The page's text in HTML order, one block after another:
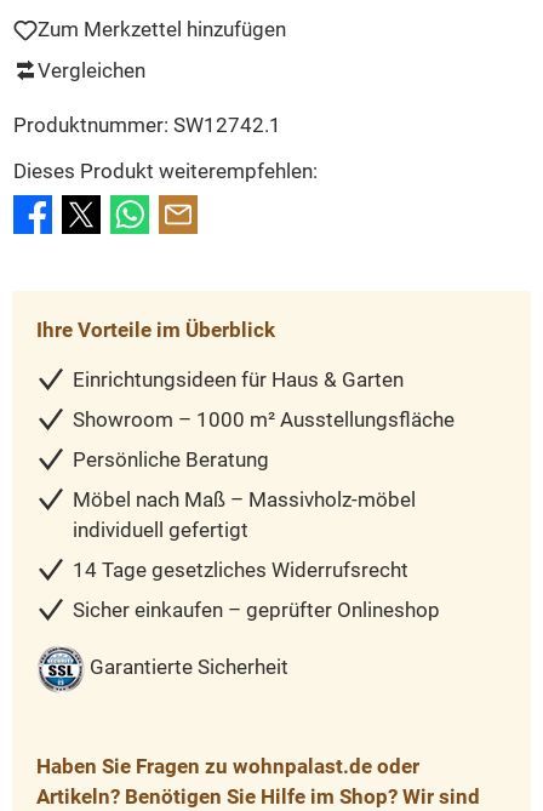
Zum Merkzettel hinzufügen
Vergleichen
Produktnummer: SW12742.1
Dieses Produkt weiterempfehlen:
Ihre Vorteile im Überblick
Einrichtungsideen für Haus & Garten
Showroom – 1000 m² Ausstellungsfläche
Persönliche Beratung
Möbel nach Maß – Massivholz-möbel
individuell gefertigt
14 Tage gesetzliches Widerrufsrecht
Sicher einkaufen – geprüfter Onlineshop
Garantierte Sicherheit
Haben Sie Fragen zu wohnpalast.de oder
Artikeln? Benötigen Sie Hilfe im Shop? Wir sind